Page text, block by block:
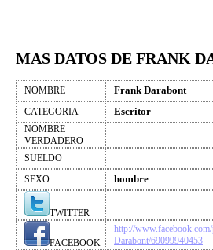
MAS DATOS DE FRANK
NOMBRE Frank Darabont
CATEGORIA Escritor
NOMBRE
VERDADERO
SUELDO
SEXO
hombre
TWITTER
FACEBOOK
http://
Darabont/69099940453